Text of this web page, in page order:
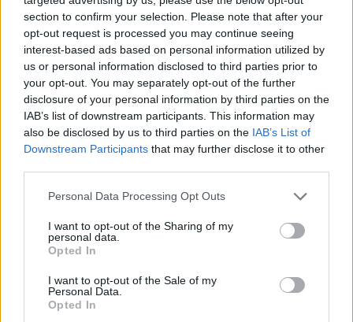
section to confirm your selection. Please note that after your
opt-out request is processed you may continue seeing
interest-based ads based on personal information utilized by
us or personal information disclosed to third parties prior to
your opt-out. You may separately opt-out of the further
disclosure of your personal information by third parties on the
IAB’s list of downstream participants. This information may
also be disclosed by us to third parties on the IAB’s List of
Downstream Participants that may further disclose it to other
Personal Data Processing Opt Outs
I want to opt-out of the Sharing of my
personal data.
Opted In
I want to opt-out of the Sale of my
Personal Data.
Opted In
Calciatori
Serie A
Calciatori
EuroLeghe
Altre applicazioni Fantacalcio®
Fantacalcio® Serie A Enilive
Leghe Fantacalcio® Serie A Enilive
EuroLeghe Fantacalcio®
Fantacalcio®: Guida per l’Asta Perfetta
FantaAsta Buzz